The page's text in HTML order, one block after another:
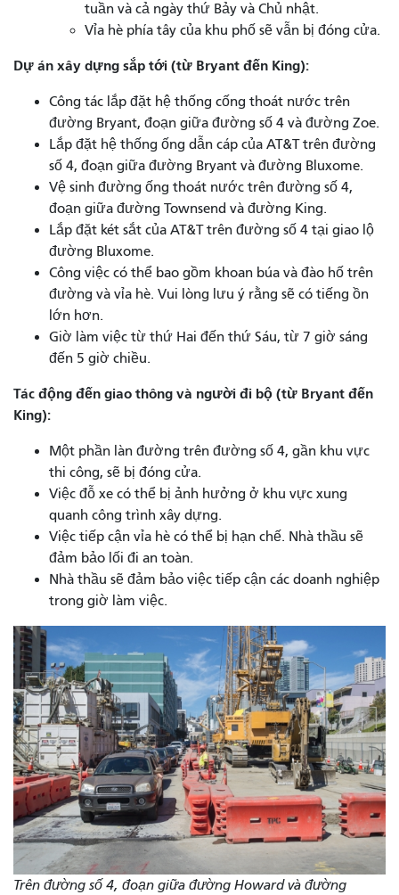
tuần và cả ngày thứ Bảy và Chủ nhật.
Vỉa hè phía tây của khu phố sẽ vẫn bị đóng cửa.
Dự án xây dựng sắp tới (từ Bryant đến King):
Công tác lắp đặt hệ thống cống thoát nước trên
đường Bryant, đoạn giữa đường số 4 và đường Zoe.
Lắp đặt hệ thống ống dẫn cáp của AT&T trên đường
số 4, đoạn giữa đường Bryant và đường Bluxome.
Vệ sinh đường ống thoát nước trên đường số 4,
đoạn giữa đường Townsend và đường King.
Lắp đặt két sắt của AT&T trên đường số 4 tại giao lộ
đường Bluxome.
Công việc có thể bao gồm khoan búa và đào hố trên
đường và vỉa hè. Vui lòng lưu ý rằng sẽ có tiếng ồn
lớn hơn.
Giờ làm việc từ thứ Hai đến thứ Sáu, từ 7 giờ sáng
đến 5 giờ chiều.
Tác động đến giao thông và người đi bộ (từ Bryant đến
King):
Một phần làn đường trên đường số 4, gần khu vực
thi công, sẽ bị đóng cửa.
Việc đỗ xe có thể bị ảnh hưởng ở khu vực xung
quanh công trình xây dựng.
Việc tiếp cận vỉa hè có thể bị hạn chế. Nhà thầu sẽ
đảm bảo lối đi an toàn.
Nhà thầu sẽ đảm bảo việc tiếp cận các doanh nghiệp
trong giờ làm việc.
Trên đường số 4, đoạn giữa đường Howard và đường